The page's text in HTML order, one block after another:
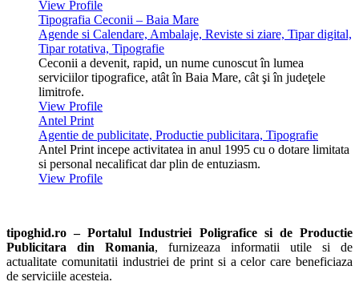
View Profile
Tipografia Ceconii – Baia Mare
Agende si Calendare, Ambalaje, Reviste si ziare, Tipar digital,
Tipar rotativa, Tipografie
Ceconii a devenit, rapid, un nume cunoscut în lumea
serviciilor tipografice, atât în Baia Mare, cât şi în judeţele
limitrofe.
View Profile
Antel Print
Agentie de publicitate, Productie publicitara, Tipografie
Antel Print incepe activitatea in anul 1995 cu o dotare limitata
si personal necalificat dar plin de entuziasm.
View Profile
tipoghid.ro – Portalul Industriei Poligrafice si de Productie
Publicitara din Romania, furnizeaza informatii utile si de
actualitate comunitatii industriei de print si a celor care beneficiaza
de serviciile acesteia.